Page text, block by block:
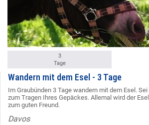
3
Tage
Wandern mit dem Esel - 3 Tage
Im Graubünden 3 Tage wandern mit dem Esel.
zum Tragen Ihres Gepäckes. Allemal wird der
zum guten Freund.
Davos